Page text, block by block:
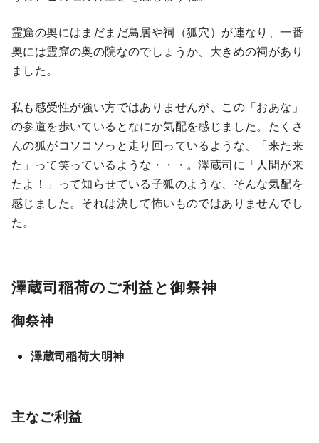
霊窟の奥にはまだまだ鳥居や祠（狐穴）が連なり、一番
奥には霊窟の奥の院なのでしょうか、大きめの祠があり
ました。
私も感受性が強い方ではありませんが、この「おあな」
の参道を歩いているとなにか気配を感じました。たくさ
んの狐がコソコソっと走り回っているような、「来た来
た」って笑っているような・・・。澤蔵司に「人間が来
たよ！」って知らせている子狐のような、そんな気配を
感じました。それは決して怖いものではありませんでし
た。
澤蔵司稲荷のご利益と御祭神
御祭神
澤蔵司稲荷大明神
主なご利益